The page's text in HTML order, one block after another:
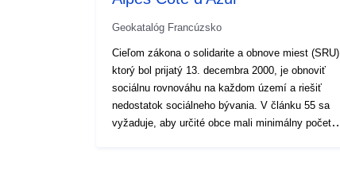
Geokatalóg Francúzsko
Cieľom zákona o solidarite a obnove miest (SRU),
ktorý bol prijatý 13. decembra 2000, je obnoviť
sociálnu rovnováhu na každom území a riešiť
nedostatok sociálneho bývania. V článku 55 sa
vyžaduje, aby určité obce mali minimálny počet